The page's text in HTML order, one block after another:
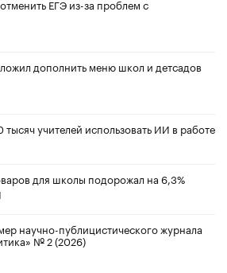
ЕГЭ из-за проблем с
дополнить меню школ и детсадов
учителей использовать ИИ в работе
для школы подорожал на 6,3%
научно-публицистического журнала
№ 2 (2026)